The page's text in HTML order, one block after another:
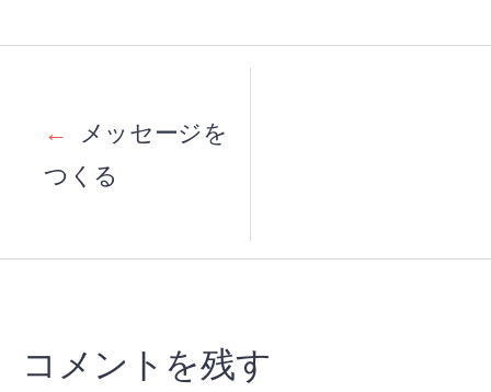
navigation
←
メッセージを
つくる
コメントを残す